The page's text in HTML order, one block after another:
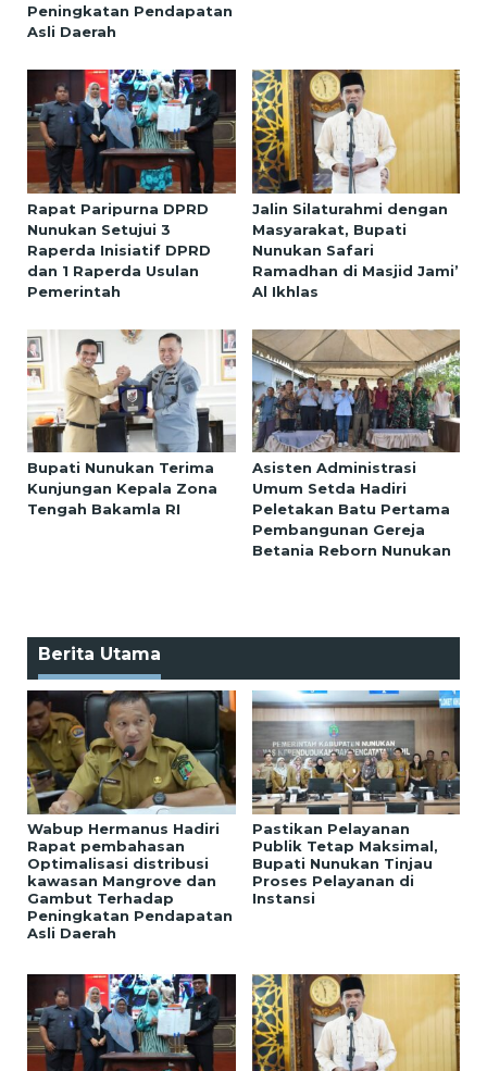
Peningkatan Pendapatan
Asli Daerah
Rapat Paripurna DPRD
Nunukan Setujui 3
Raperda Inisiatif DPRD
dan 1 Raperda Usulan
Pemerintah
Jalin Silaturahmi dengan
Masyarakat, Bupati
Nunukan Safari
Ramadhan di Masjid Jami’
Al Ikhlas
Bupati Nunukan Terima
Kunjungan Kepala Zona
Tengah Bakamla RI
Asisten Administrasi
Umum Setda Hadiri
Peletakan Batu Pertama
Pembangunan Gereja
Betania Reborn Nunukan
Berita Utama
Wabup Hermanus Hadiri
Rapat pembahasan
Optimalisasi distribusi
kawasan Mangrove dan
Gambut Terhadap
Peningkatan Pendapatan
Asli Daerah
Pastikan Pelayanan
Publik Tetap Maksimal,
Bupati Nunukan Tinjau
Proses Pelayanan di
Instansi